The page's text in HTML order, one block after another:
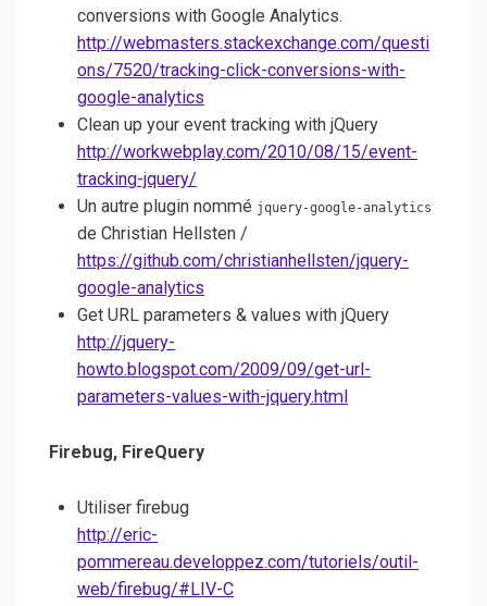
conversions with Google Analytics.
http://webmasters.stackexchange.com/questi
ons/7520/tracking-click-conversions-with-
google-analytics
Clean up your event tracking with jQuery
http://workwebplay.com/2010/08/15/event-
tracking-jquery/
Un autre plugin nommé jquery-google-analytics
de Christian Hellsten /
https://github.com/christianhellsten/jquery-
google-analytics
Get URL parameters & values with jQuery
http://jquery-
howto.blogspot.com/2009/09/get-url-
parameters-values-with-jquery.html
Firebug, FireQuery
Utiliser firebug
http://eric-
pommereau.developpez.com/tutoriels/outil-
web/firebug/#LIV-C